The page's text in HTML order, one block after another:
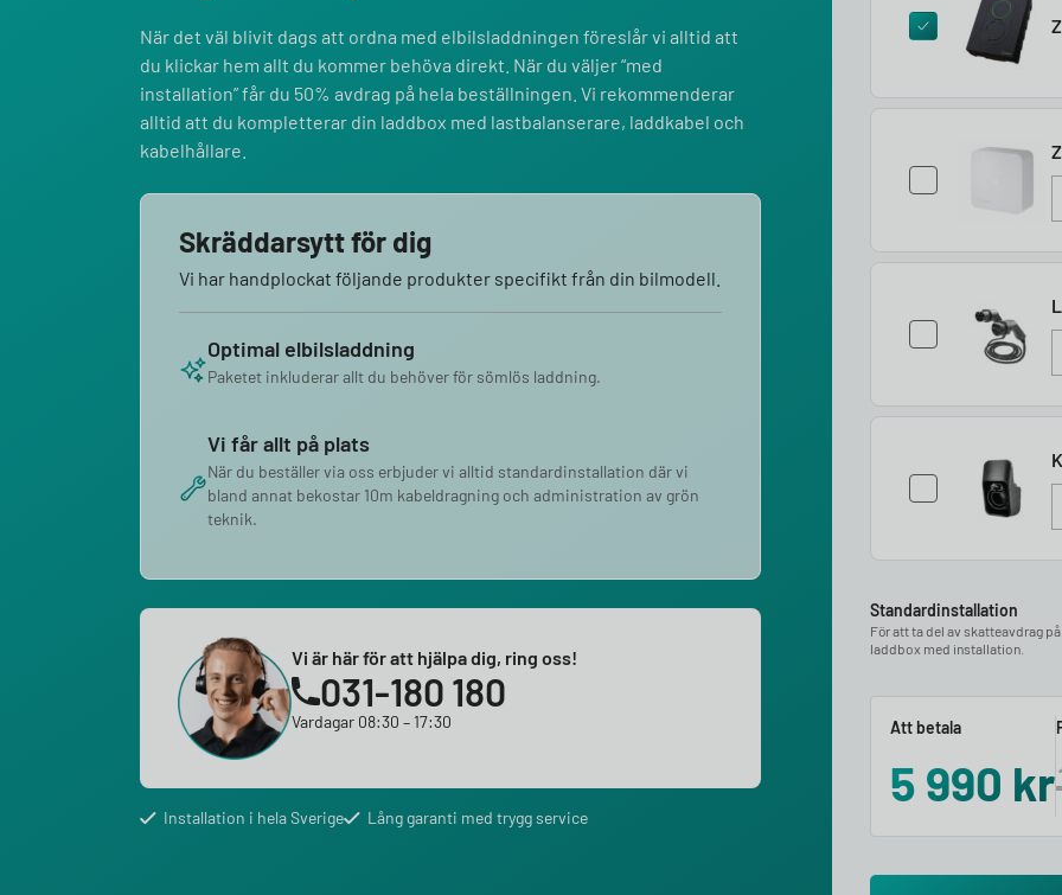
När det väl blivit dags att ordna med elbilsladdningen föreslår vi alltid att
du klickar hem allt du kommer behöva direkt. När du väljer “med
installation” får du 50% avdrag på hela beställningen. Vi rekommenderar
alltid att du kompletterar din laddbox med lastbalanserare, laddkabel och
kabelhållare.
Skräddarsytt för dig
Vi har handplockat följande produkter specifikt från din bilmodell.
Optimal elbilsladdning
Paketet inkluderar allt du behöver för sömlös laddning.
Vi får allt på plats
När du beställer via oss erbjuder vi alltid standardinstallation där vi
bland annat bekostar 10m kabeldragning och administration av grön
teknik.
Vi är här för att hjälpa dig, ring oss!
031-180 180
Vardagar 08:30 – 17:30
Installation i hela Sverige Lång garanti med trygg service
Standardinstallation
För att ta del av skatteavdrag
laddbox med installation.
Att betala
5 990 kr